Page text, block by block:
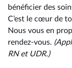
bénéficier des
C’est le cœur de
Nous vous en
rendez-vous.
RN et UDR.)